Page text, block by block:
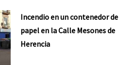
Incendio en un contenedor de
papel en la Calle Mesones de
Herencia